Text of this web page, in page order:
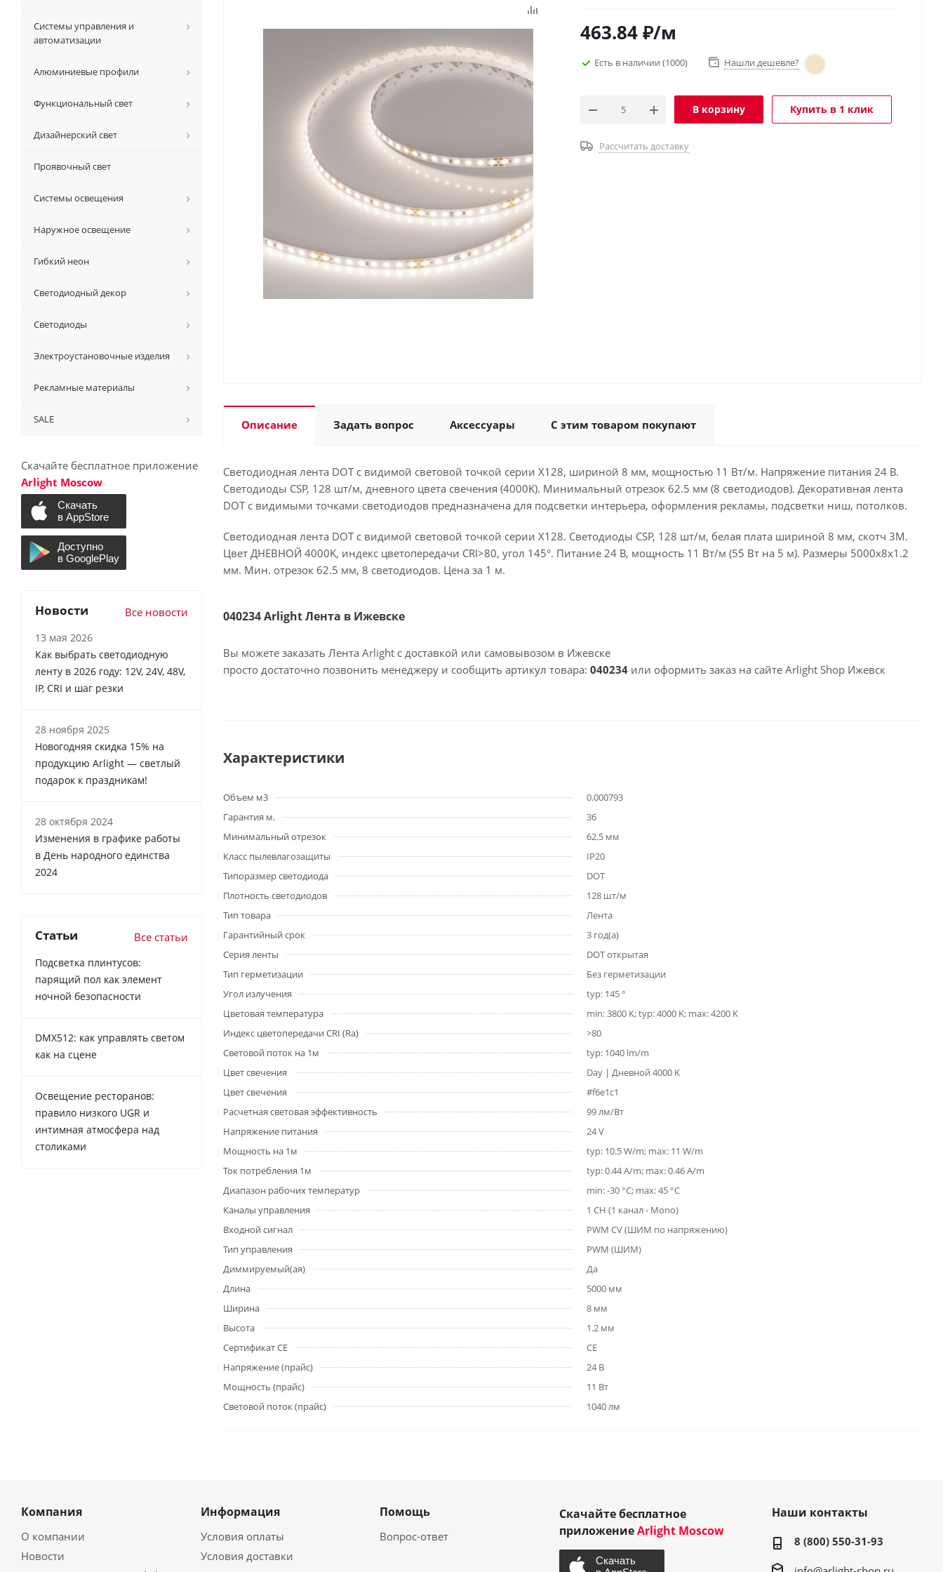
463.84₽/м
Есть в наличии (1000) Нашли дешевле?
В корзину Купить в 1 клик
Рассчитать доставку
Описание Задать вопрос Аксессуары С этим товаром покупают
Светодиодная лента DOT с видимой световой точкой серии X128, шириной 8 мм, мощностью 11 Вт/м. Напряжение питания 24 В.
Светодиоды CSP, 128 шт/м, дневного цвета свечения (4000K). Минимальный отрезок 62.5 мм (8 светодиодов). Декоративная лента
DOT с видимыми точками светодиодов предназначена для подсветки интерьера, оформления рекламы, подсветки ниш, потолков.
Светодиодная лента DOT с видимой световой точкой серии X128. Светодиоды CSP, 128 шт/м, белая плата шириной 8 мм, скотч 3M.
Цвет ДНЕВНОЙ 4000K, индекс цветопередачи CRI>80, угол 145°. Питание 24 В, мощность 11 Вт/м (55 Вт на 5 м). Размеры 5000х8х1.2
мм. Мин. отрезок 62.5 мм, 8 светодиодов. Цена за 1 м.
040234 Arlight Лента в Ижевске
Вы можете заказать Лента Arlight с доставкой или самовывозом в Ижевске
просто достаточно позвонить менеджеру и сообщить артикул товара: 040234 или оформить заказ на сайте Arlight Shop Ижевск
Характеристики
Объем м3
0.000793
Гарантия м.
36
Минимальный отрезок
62.5 мм
Класс пылевлагозащиты
IP20
Типоразмер светодиода
DOT
Плотность светодиодов
128 шт/м
Тип товара
Лента
Гарантийный срок
3 год(а)
Серия ленты
DOT открытая
Тип герметизации
Без герметизации
Угол излучения
typ: 145 °
Цветовая температура
min: 3800 K; typ: 4000 K; max: 4200 K
Индекс цветопередачи CRI (Ra)
>80
Световой поток на 1м
typ: 1040 lm/m
Цвет свечения
Day | Дневной 4000 K
Цвет свечения
#f6e1c1
Расчетная световая эффективность
99 лм/Вт
Напряжение питания
24 V
Мощность на 1м
typ: 10.5 W/m; max: 11 W/m
Ток потребления 1м
typ: 0.44 A/m; max: 0.46 A/m
Диапазон рабочих температур
min: -30 °C; max: 45 °C
Каналы управления
1 CH (1 канал - Mono)
Входной сигнал
PWM СV (ШИМ по напряжению)
Тип управления
PWM (ШИМ)
Диммируемый(ая)
Да
Длина
5000 мм
Ширина
8 мм
Высота
1.2 мм
Сертификат CE
CE
Напряжение (прайс)
24 В
Мощность (прайс)
11 Вт
Световой поток (прайс)
1040 лм
Системы управления и
автоматизации
Алюминиевые профили
Функциональный свет
Дизайнерский свет
Проявочный свет
Системы освещения
Наружное освещение
Гибкий неон
Светодиодный декор
Светодиоды
Электроустановочные изделия
Рекламные материалы
SALE
Скачайте бесплатное приложение
Arlight Moscow
Новости Все новости
13 мая 2026
Как выбрать светодиодную
ленту в 2026 году: 12V, 24V, 48V,
IP, CRI и шаг резки
28 ноября 2025
Новогодняя скидка 15% на
продукцию Arlight — светлый
подарок к праздникам!
28 октября 2024
Изменения в графике работы
в День народного единства
2024
Статьи Все статьи
Подсветка плинтусов:
парящий пол как элемент
ночной безопасности
DMX512: как управлять светом
как на сцене
Освещение ресторанов:
правило низкого UGR и
интимная атмосфера над
столиками
Компания
О компании
Новости
Информация
Условия оплаты
Условия доставки
Помощь
Вопрос-ответ
Скачайте бесплатное
приложениеArlight Moscow
Наши контакты
8 (800) 550-31-93